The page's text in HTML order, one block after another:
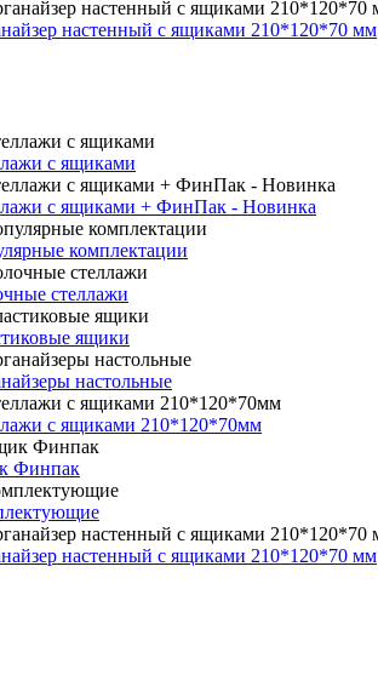
настенный с ящиками 210*120*70 мм
с ящиками
с ящиками + ФинПак - Новинка
комплектации
стеллажи
ящики
настольные
с ящиками 210*120*70мм
Финпак
настенный с ящиками 210*120*70 мм